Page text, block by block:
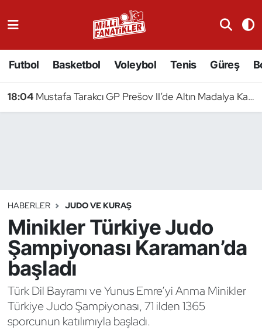
Futbol Basketbol Voleybol Tenis Güreş
18:04 Mustafa Tarakcı GP Prešov II’de Altın Madalya Kazandı
HABERLER JUDO VE KURAŞ
Minikler Türkiye Judo
Şampiyonası Karaman’da
başladı
Türk Dil Bayramı ve Yunus Emre’yi Anma Minikler
Türkiye Judo Şampiyonası, 71 ilden 1365
sporcunun katılımıyla başladı.
Badminton
Binicilik
Bisiklet
Bocce Bowling Dart
Boks